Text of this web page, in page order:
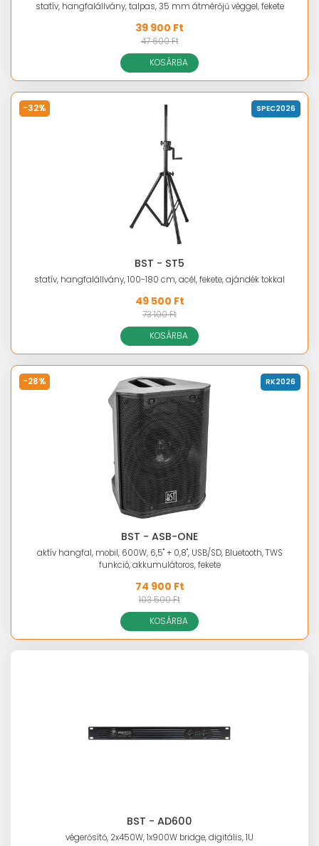
statív, hangfalállvány, talpas, 35 mm átmérőjű véggel, fekete
39 900 Ft
47 600 Ft
KOSÁRBA
-32% SPEC2026
BST - ST5
statív, hangfalállvány, 100-180 cm, acél, fekete, ajándék tokkal
49 500 Ft
73 100 Ft
KOSÁRBA
-28% RK2026
BST - ASB-ONE
aktív hangfal, mobil, 600W, 6,5" + 0,8", USB/SD, Bluetooth, TWS
funkció, akkumulátoros, fekete
74 900 Ft
103 500 Ft
KOSÁRBA
BST - AD600
végerősítő, 2x450W, 1x900W bridge, digitális, 1U